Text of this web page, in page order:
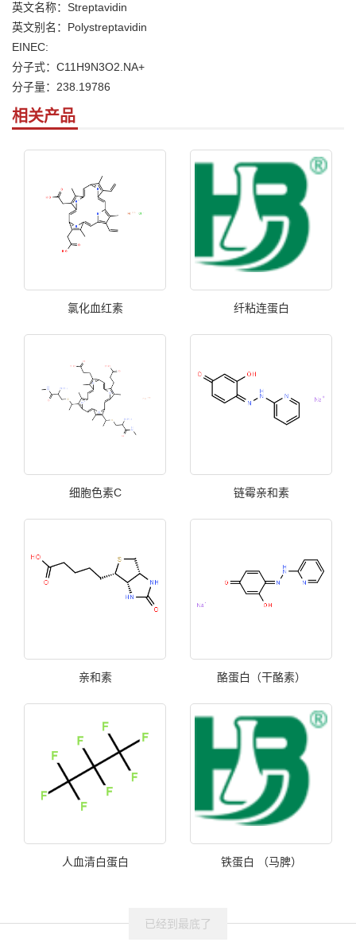
英文名称：Streptavidin
英文别名：Polystreptavidin
EINEC:
分子式：C11H9N3O2.NA+
分子量：238.19786
相关产品
氯化血红素 纤粘连蛋白
细胞色素C 链霉亲和素
亲和素 酪蛋白（干酪素）
人血清白蛋白 铁蛋白 （马脾）
已经到最底了